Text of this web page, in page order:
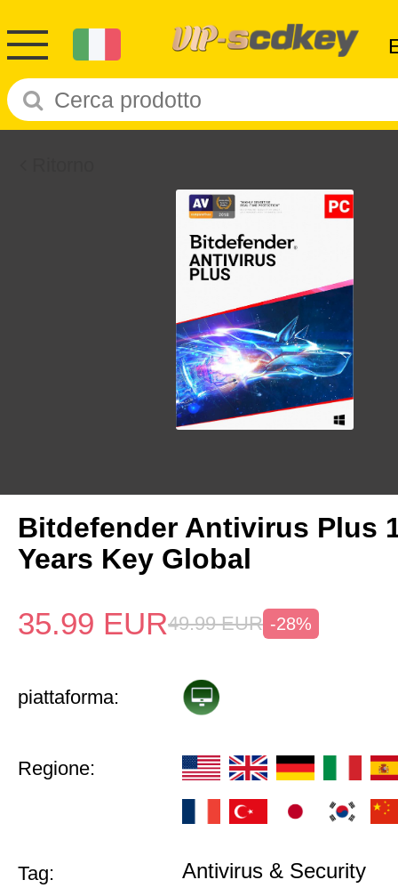
Bitdefender Antivirus Plus
Years Key Global
35.99 EUR49.99 EUR -28%
piattaforma:
Regione:
Tag: Antivirus & Security